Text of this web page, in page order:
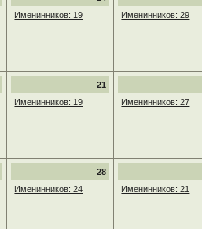
Именинников: 19
Именинников: 29
21
Именинников: 19
Именинников: 27
28
Именинников: 24
Именинников: 21